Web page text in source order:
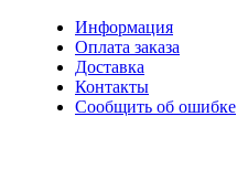
Информация
Оплата заказа
Доставка
Контакты
Сообщить об ошибке